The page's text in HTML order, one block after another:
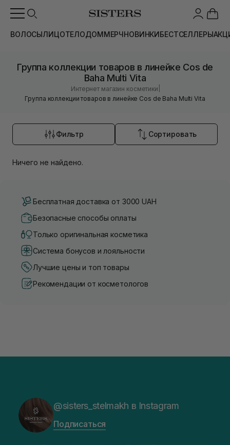
ВОЛОСЫЛИЦОТЕЛОДОММЕРЧНОВИНКИБЕСТСЕЛЛЕРЫ
Группа коллекции товаров в линейке Cos de
Baha Multi Vita
Интернет магазин косметики
Группа коллекции товаров в линейке Cos de Baha Multi Vita
Фильтр Сортировать
Ничего не найдено.
Бесплатная доставка от 3000 UAH
Безопасные способы оплаты
Только оригинальная косметика
Система бонусов и лояльности
Лучшие цены и топ товары
Рекомендации от косметологов
@sisters_stelmakh в Instagram
Подписаться